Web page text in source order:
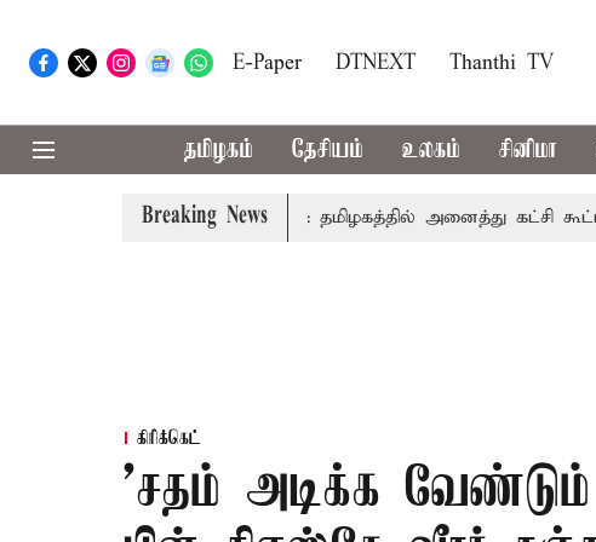
E-Paper DTNEXT Thanthi TV
தமிழகம் தேசியம் உலகம் சினிமா
Breaking News
காவிரி விவகாரம்: தமிழகத்தில் அனைத்து கட்சி கூட்டத்தை
கிரிக்கெட்
'சதம் அடிக்க வேண்டும்